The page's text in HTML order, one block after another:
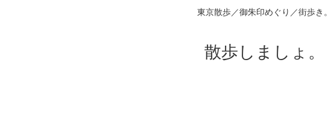
東京散歩／御朱印めぐり／街歩き。
散歩しましょ。